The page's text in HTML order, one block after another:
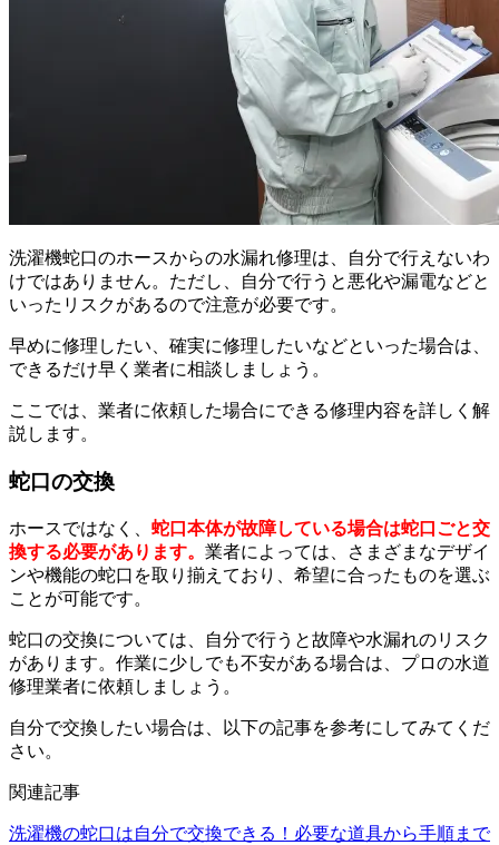
洗濯機蛇口のホースからの水漏れ修理は、自分で行えないわ
けではありません。ただし、自分で行うと悪化や漏電などと
いったリスクがあるので注意が必要です。
早めに修理したい、確実に修理したいなどといった場合は、
できるだけ早く業者に相談しましょう。
ここでは、業者に依頼した場合にできる修理内容を詳しく解
説します。
蛇口の交換
ホースではなく、 蛇口本体が故障している場合は蛇口ごと交
換する必要があります。 業者によっては、さまざまなデザイ
ンや機能の蛇口を取り揃えており、希望に合ったものを選ぶ
ことが可能です。
蛇口の交換については、自分で行うと故障や水漏れのリスク
があります。作業に少しでも不安がある場合は、プロの水道
修理業者に依頼しましょう。
自分で交換したい場合は、以下の記事を参考にしてみてくだ
さい。
関連記事
洗濯機の蛇口は自分で交換できる！必要な道具から手順まで